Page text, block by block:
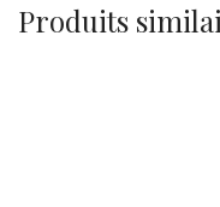
Produits